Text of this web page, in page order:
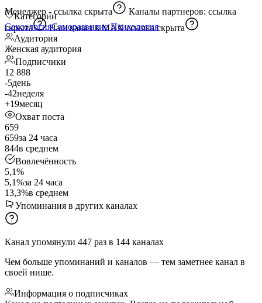
Менеджер - ссылка скрыта Каналы партнеров: ссылка
скрыта
Наш канал в MAXссылка скрыта
Категории
СексологияСаморазвитиеПсихология
Аудитория
Женская аудитория
Подписчики
12 888
-5день
-42неделя
+19месяц
Охват поста
659
659за 24 часа
844в среднем
Вовлечённость
5,1%
5,1%за 24 часа
13,3%в среднем
Упоминания в других каналах
Канал упомянули 447 раз в 144 каналах
Чем больше упоминаний и каналов — тем заметнее канал в
своей нише.
Информация о подписчиках